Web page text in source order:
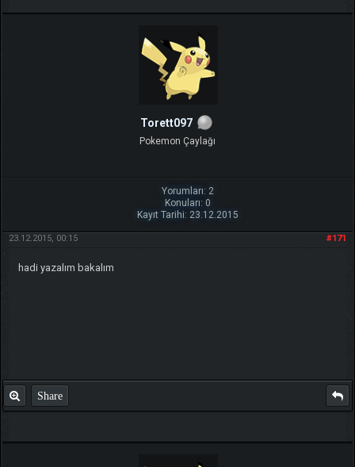
Torett097
Pokemon Çaylağı
Yorumları: 2
Konuları: 0
Kayıt Tarihi: 23.12.2015
#171
23.12.2015, 00:15
hadi yazalım bakalım
Share